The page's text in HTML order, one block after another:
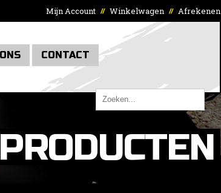
Mijn Account // Winkelwagen // Afrekenen
CONTACT
PRODUCTEN